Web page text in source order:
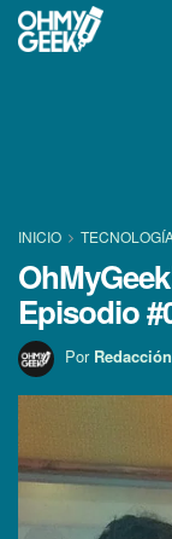
INICIO
Episodio
Por